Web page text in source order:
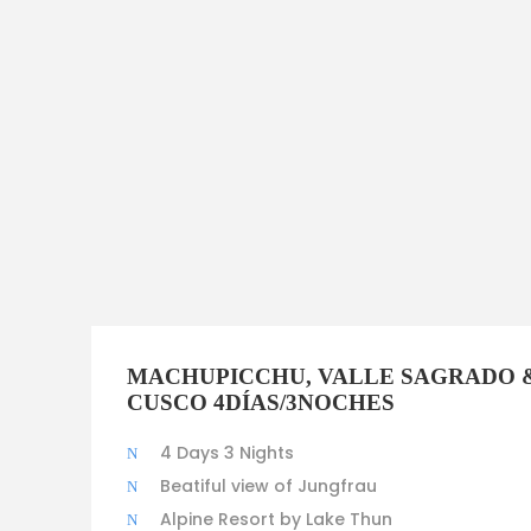
MACHUPICCHU, VALLE SAGRADO
CUSCO 4DÍAS/3NOCHES
4 Days 3 Nights
Beatiful view of Jungfrau
Alpine Resort by Lake Thun